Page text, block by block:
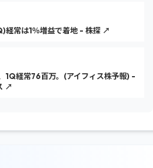
経常は1％増益で着地 - 株探 ↗
1Q経常76百万。(アイフィス株予報) -
↗